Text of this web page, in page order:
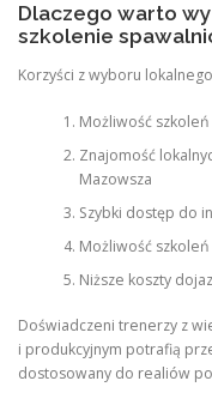
Dlaczego warto
szkolenie
Korzyści z wyboru
Możliwość
Znajomość
Mazowsza
Szybki dostęp do
Możliwość
Niższe koszty
Doświadczeni trenerzy z
i produkcyjnym potrafią
dostosowany do realiów